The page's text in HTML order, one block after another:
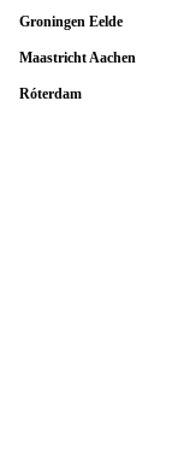
Groningen Eelde
Maastricht Aachen
Róterdam